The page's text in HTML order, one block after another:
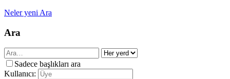
Neler yeni Ara
Ara
Sadece başlıkları ara
Kullanıcı: